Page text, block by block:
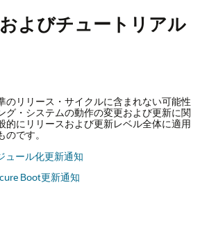
よびチュートリアル
のリリース・サイクルに含まれない可能性
グ・システムの動作の変更および更新に関
的にリリースおよび更新レベル全体に適用
です。
ュール化更新通知
Boot更新通知